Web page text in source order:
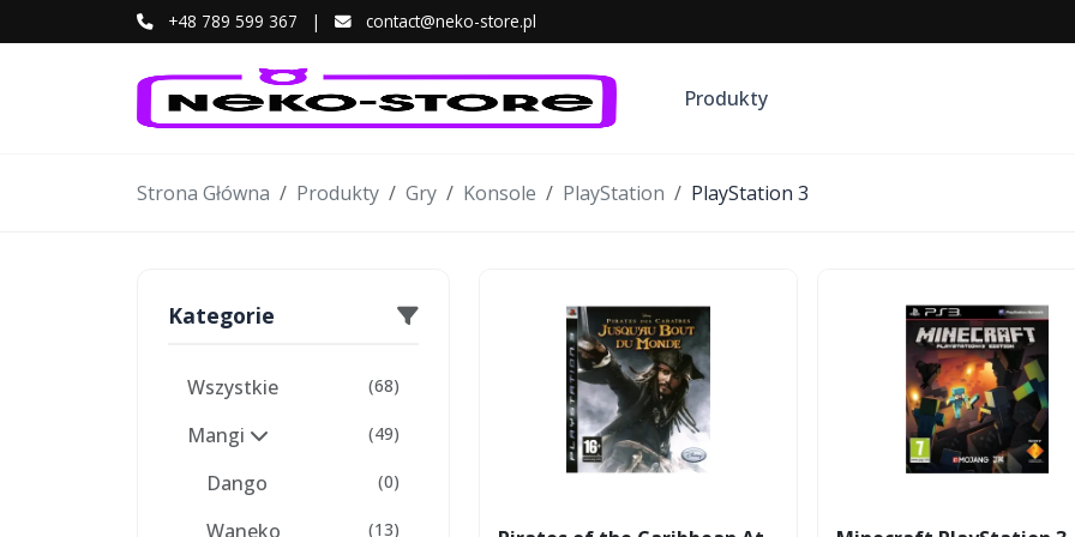
+48 789 599 367 | contact@neko-store.pl
Produkty
Strona Główna Produkty Gry Konsole PlayStation PlayStation 3
Kategorie
Wszystkie (68)
Mangi (49)
Dango (0)
Waneko (13)